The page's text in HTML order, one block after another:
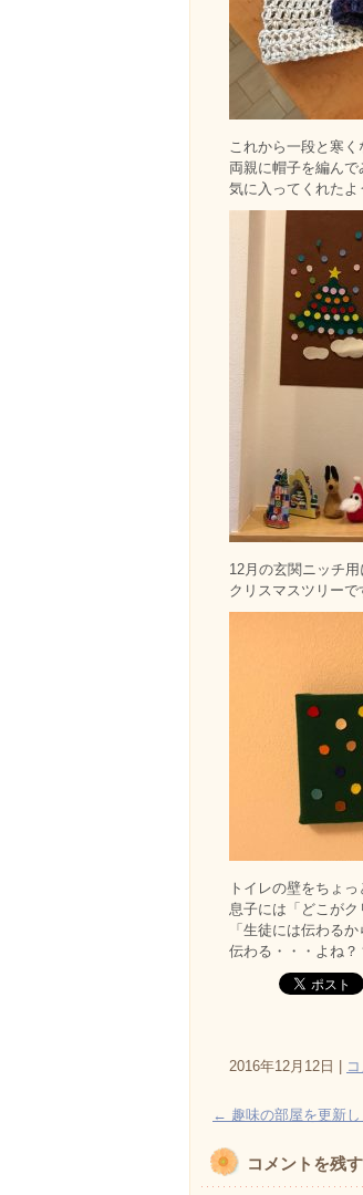
これから一段と寒く
両親に帽子を編んで
気に入ってくれた
12月の玄関ニッチ用
クリスマスツリーで
トイレの壁をちょ
息子には「どこがク
「生徒には伝わる
伝わる・・・よね？
2016年12月12日
← 趣味の部屋を更新し
コメントを残す